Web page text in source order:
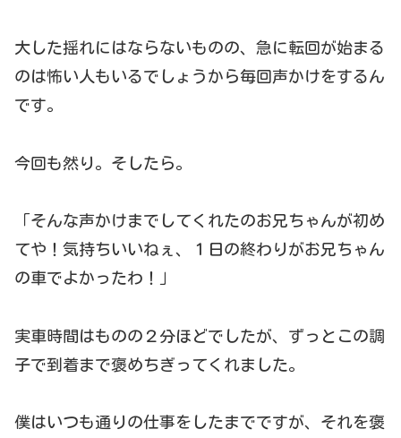
大した揺れにはならないものの、急に転回が始まる
のは怖い人もいるでしょうから毎回声かけをするん
です。
今回も然り。そしたら。
「そんな声かけまでしてくれたのお兄ちゃんが初め
てや！気持ちいいねぇ、１日の終わりがお兄ちゃん
の車でよかったわ！」
実車時間はものの２分ほどでしたが、ずっとこの調
子で到着まで褒めちぎってくれました。
僕はいつも通りの仕事をしたまでですが、それを褒